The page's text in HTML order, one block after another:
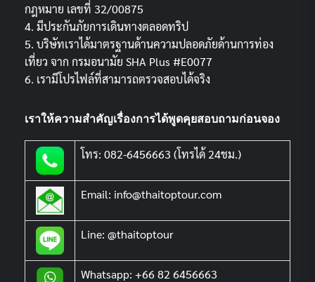
กฎหมาย เลขที่ 32/00875
4. มีประกันภัยการเดินทางตลอดทริป
5. บริษัทเราได้มาตรฐานด้านความปลอดภัยด้านการท่อง
เที่ยว จาก กรมอนามัย SHA Plus #E0077
6. เรามีโปรไฟล์ที่สามารถตรวจสอบได้จริง
เราให้ความสำคัญเรื่องการได้พูดคุยสอบถามก่อนจอง
โทร: 082-6456663 (โทรได้ 24ชม.)
Email: info@thaitoptour.com
Line: @thaitoptour
Whatsapp: +66 82 6456663